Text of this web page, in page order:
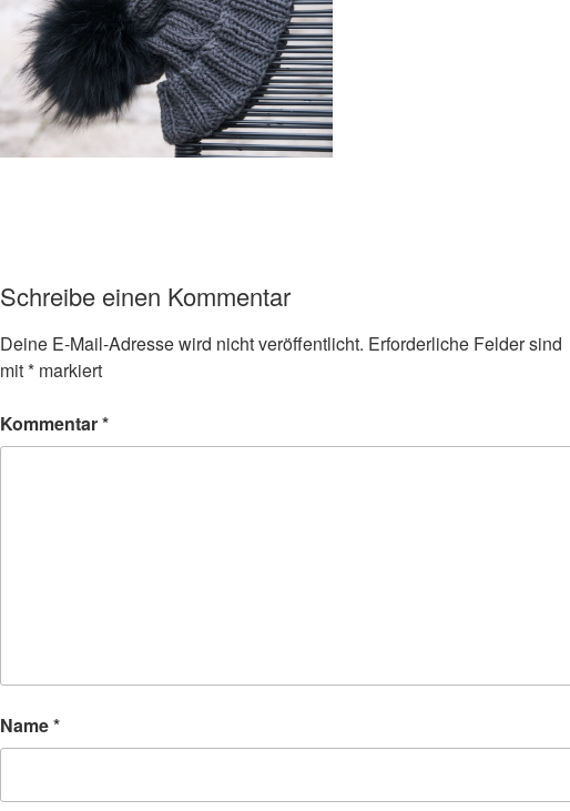
Schreibe einen Kommentar
Deine E-Mail-Adresse wird nicht veröffentlicht. Erforderliche Felder sind
mit* markiert
Kommentar*
Name*